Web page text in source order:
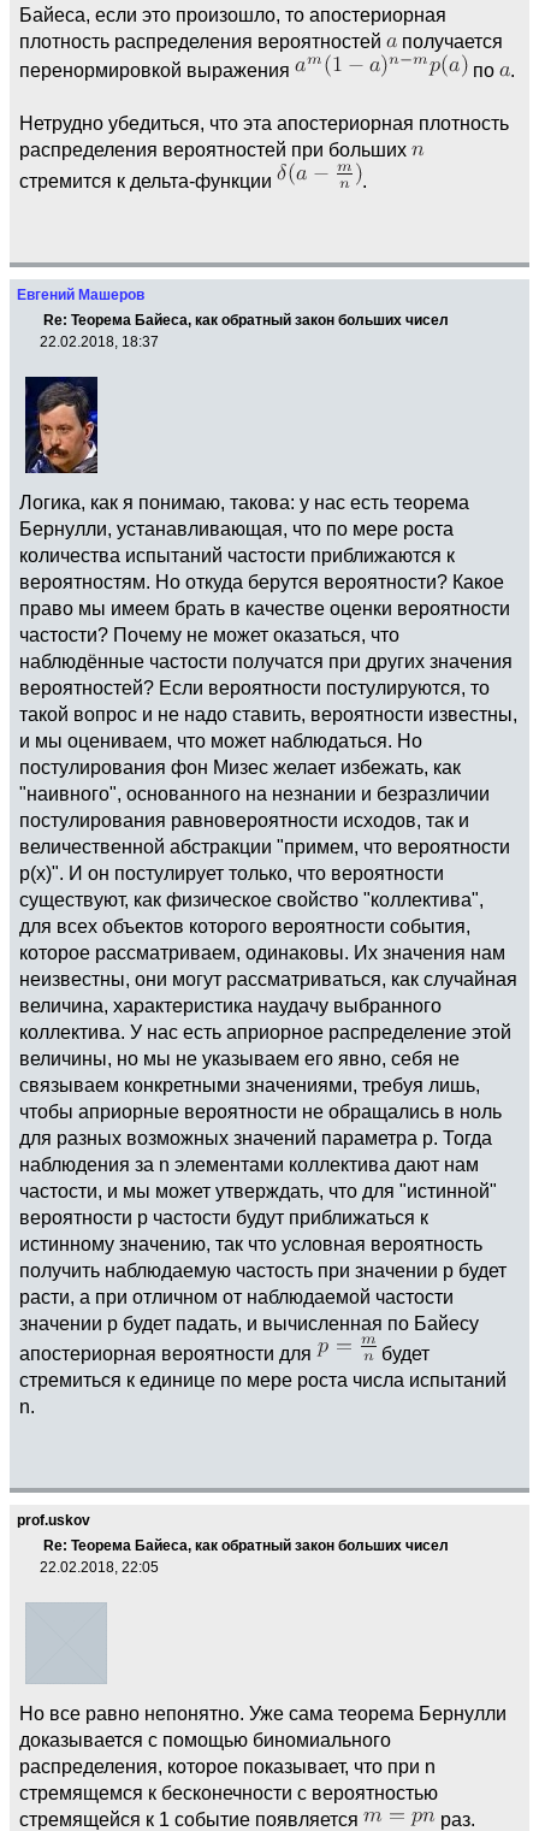
Байеса, если это произошло, то апостериорная
плотность распределения вероятностей
получается
перенормировкой выражения
по .
Нетрудно убедиться, что эта апостериорная плотность
распределения вероятностей при больших
стремится к дельта-функции
.
Евгений Машеров
Re: Теорема Байеса, как обратный закон больших чисел
22.02.2018, 18:37
Логика, как я понимаю, такова: у нас есть теорема
Бернулли, устанавливающая, что по мере роста
количества испытаний частости приближаются к
вероятностям. Но откуда берутся вероятности? Какое
право мы имеем брать в качестве оценки вероятности
частости? Почему не может оказаться, что
наблюдённые частости получатся при других значения
вероятностей? Если вероятности постулируются, то
такой вопрос и не надо ставить, вероятности известны,
и мы оцениваем, что может наблюдаться. Но
постулирования фон Мизес желает избежать, как
"наивного", основанного на незнании и безразличии
постулирования равновероятности исходов, так и
величественной абстракции "примем, что вероятности
p(x)". И он постулирует только, что вероятности
существуют, как физическое свойство "коллектива",
для всех объектов которого вероятности события,
которое рассматриваем, одинаковы. Их значения нам
неизвестны, они могут рассматриваться, как случайная
величина, характеристика наудачу выбранного
коллектива. У нас есть априорное распределение этой
величины, но мы не указываем его явно, себя не
связываем конкретными значениями, требуя лишь,
чтобы априорные вероятности не обращались в ноль
для разных возможных значений параметра p. Тогда
наблюдения за n элементами коллектива дают нам
частости, и мы может утверждать, что для "истинной"
вероятности p частости будут приближаться к
истинному значению, так что условная вероятность
получить наблюдаемую частость при значении p будет
расти, а при отличном от наблюдаемой частости
значении p будет падать, и вычисленная по Байесу
апостериорная вероятности для
будет
стремиться к единице по мере роста числа испытаний
n.
prof.uskov
Re: Теорема Байеса, как обратный закон больших чисел
22.02.2018, 22:05
Но все равно непонятно. Уже сама теорема Бернулли
доказывается с помощью биномиального
распределения, которое показывает, что при n
стремящемся к бесконечности с вероятностью
стремящейся к 1 событие появляется
раз.